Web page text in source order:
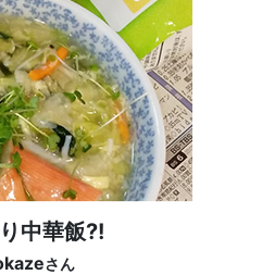
中華飯?!
さん